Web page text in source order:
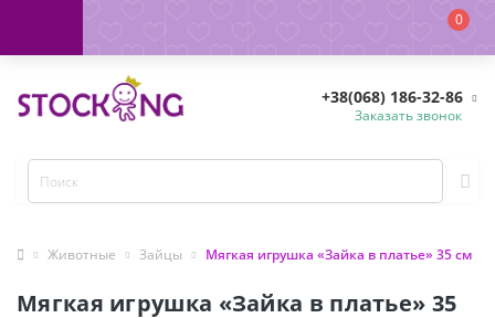
0
+38(068) 186-32-86
Заказать звонок
Животные Зайцы Мягкая игрушка «Зайка в платье» 35 см
Мягкая игрушка «Зайка в платье» 35